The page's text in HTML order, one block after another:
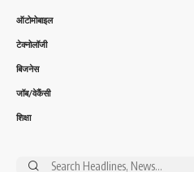
ऑटोमोबाइल
टेक्नोलॉजी
बिजनेस
जॉब/वेकैंसी
शिक्षा
Search